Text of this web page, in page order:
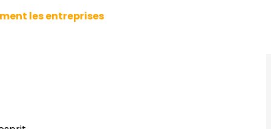
les entreprises